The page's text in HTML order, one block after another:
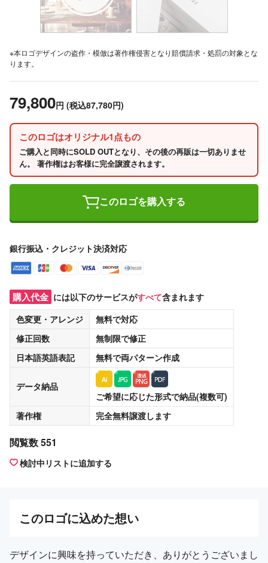
※本ロゴデザインの盗作・模倣は著作権侵害となり賠償請求・処罰の対象とな
ります。
79,800円 (税込87,780円)
このロゴはオリジナル1点もの
ご購入と同時にSOLD OUTとなり、その後の再販は一切ありませ
ん。 著作権はお客様に完全譲渡されます。
このロゴを購入する
銀行振込・クレジット決済対応
購入代金 には以下のサービスがすべて含まれます
色変更・アレンジ
無料で対応
修正回数
無制限で修正
日本語英語表記
無料で両パターン作成
データ納品
ご希望に応じた形式で納品(複数可)
著作権
完全無料譲渡します
閲覧数 551
検討中リストに追加する
このロゴに込めた想い
デザインに興味を持っていただき、ありがとうございまし